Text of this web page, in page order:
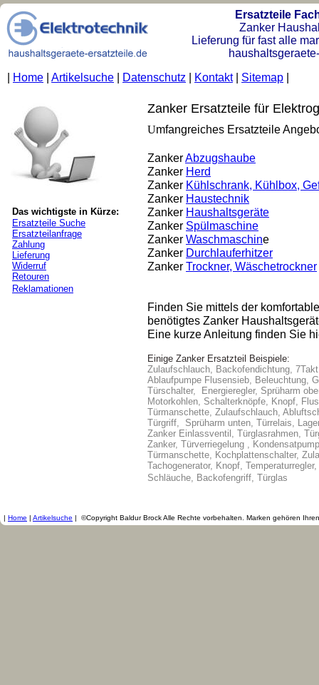
Ersatzteile
Zanker
Lieferung für fast alle
Home Artikelsuche Datenschutz Kontakt| Sitemap
Das wichtigste in Kürze:
Ersatzteile Suche
Ersatzteilanfrage
Zahlung
Lieferung
Widerruf
Retouren
Reklamationen
Zanker Ersatzteile für
Umfangreiches Ersatzteile
ZankerAbzugshaube
Zanker Herd
Zanker Kühlschrank, Kühlbox,
Zanker Haustechnik
Zanker Haushaltsgeräte
Zanker Spülmaschine
Zanker Waschmaschine
Zanker Durchlauferhitzer
Zanker Trockner, Wäschetrockner
Finden Sie mittels der
benötigtes Zanker
Eine kurze Anleitung finden Sie
Einige Zanker Ersatzteil Beispiele:
Zulaufschlauch, Backofendichtung,
Ablaufpumpe Flusensieb, Beleuchtung,
Türschalter, Energieregler, Sprüharm
Motorkohlen, Schalterknöpfe, Knopf,
Türmanschette, Zulaufschlauch,
Türgriff, Sprüharm unten, Türrelais,
Zanker Einlassventil, Türglasrahmen,
Zanker, Türverriegelung ,
Türmanschette, Kochplattenschalter,
Tachogenerator, Knopf,
Schläuche, Backofengriff, Türglas
| Home | Artikelsuche | ©Copyright Baldur Brock Alle Rechte vorbehalten. Marken gehören